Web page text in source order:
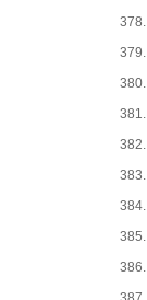
378.
379.
380.
381.
382.
383.
384.
385.
386.